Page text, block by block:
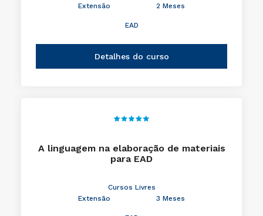
Extensão
2 Meses
EAD
Detalhes do curso
A linguagem na elaboração de materiais
para EAD
Cursos Livres
Extensão
3 Meses